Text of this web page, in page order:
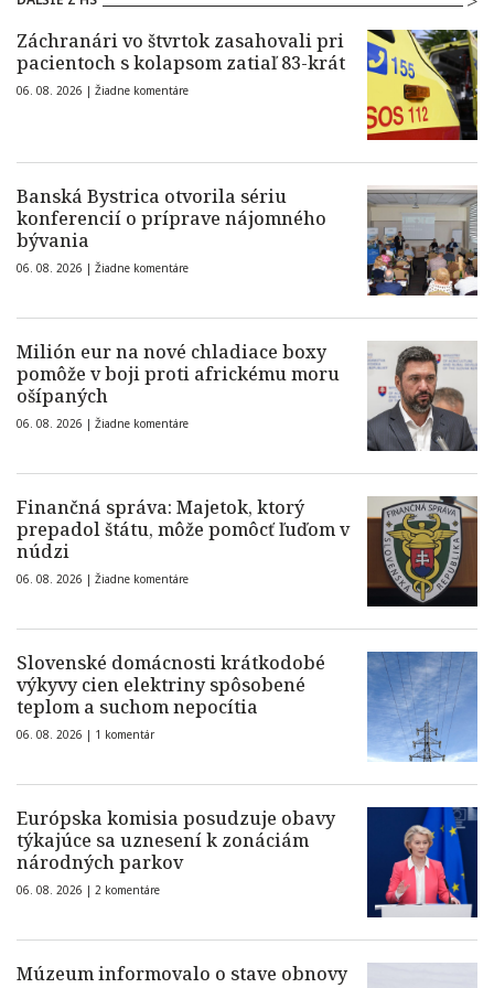
Záchranári vo štvrtok zasahovali pri
pacientoch s kolapsom zatiaľ 83-krát
06. 08. 2026 | Žiadne komentáre
Banská Bystrica otvorila sériu
konferencií o príprave nájomného
bývania
06. 08. 2026 | Žiadne komentáre
Milión eur na nové chladiace boxy
pomôže v boji proti africkému moru
ošípaných
06. 08. 2026 | Žiadne komentáre
Finančná správa: Majetok, ktorý
prepadol štátu, môže pomôcť ľuďom v
núdzi
06. 08. 2026 | Žiadne komentáre
Slovenské domácnosti krátkodobé
výkyvy cien elektriny spôsobené
teplom a suchom nepocítia
06. 08. 2026 | 1 komentár
Európska komisia posudzuje obavy
týkajúce sa uznesení k zonáciám
národných parkov
06. 08. 2026 | 2 komentáre
Múzeum informovalo o stave obnovy